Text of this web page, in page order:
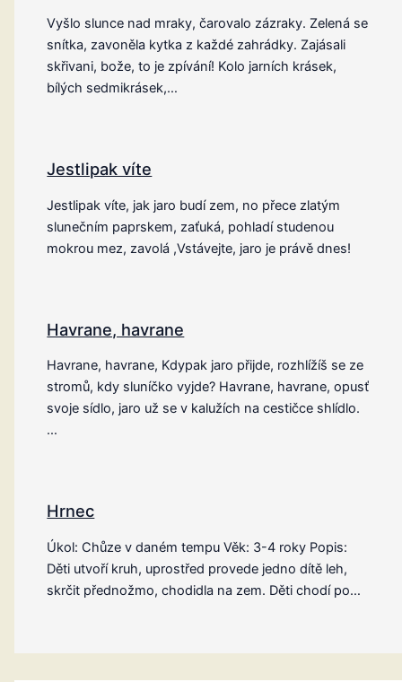
Vyšlo slunce nad mraky, čarovalo zázraky. Zelená se
snítka, zavoněla kytka z každé zahrádky. Zajásali
skřivani, bože, to je zpívání! Kolo jarních krásek,
bílých sedmikrásek,…
Jestlipak víte
Jestlipak víte, jak jaro budí zem, no přece zlatým
slunečním paprskem, zaťuká, pohladí studenou
mokrou mez, zavolá ,Vstávejte, jaro je právě dnes!
Havrane, havrane
Havrane, havrane, Kdypak jaro přijde, rozhlížíš se ze
stromů, kdy sluníčko vyjde? Havrane, havrane, opusť
svoje sídlo, jaro už se v kalužích na cestičce shlídlo.
…
Hrnec
Úkol: Chůze v daném tempu Věk: 3-4 roky Popis:
Děti utvoří kruh, uprostřed provede jedno dítě leh,
skrčit přednožmo, chodidla na zem. Děti chodí po…